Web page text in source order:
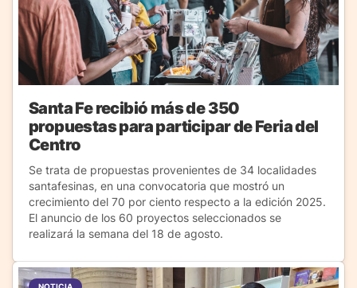
Santa Fe recibió más de 350
propuestas para participar de Feria del
Centro
Se trata de propuestas provenientes de 34 localidades
santafesinas, en una convocatoria que mostró un
crecimiento del 70 por ciento respecto a la edición 2025.
El anuncio de los 60 proyectos seleccionados se
realizará la semana del 18 de agosto.